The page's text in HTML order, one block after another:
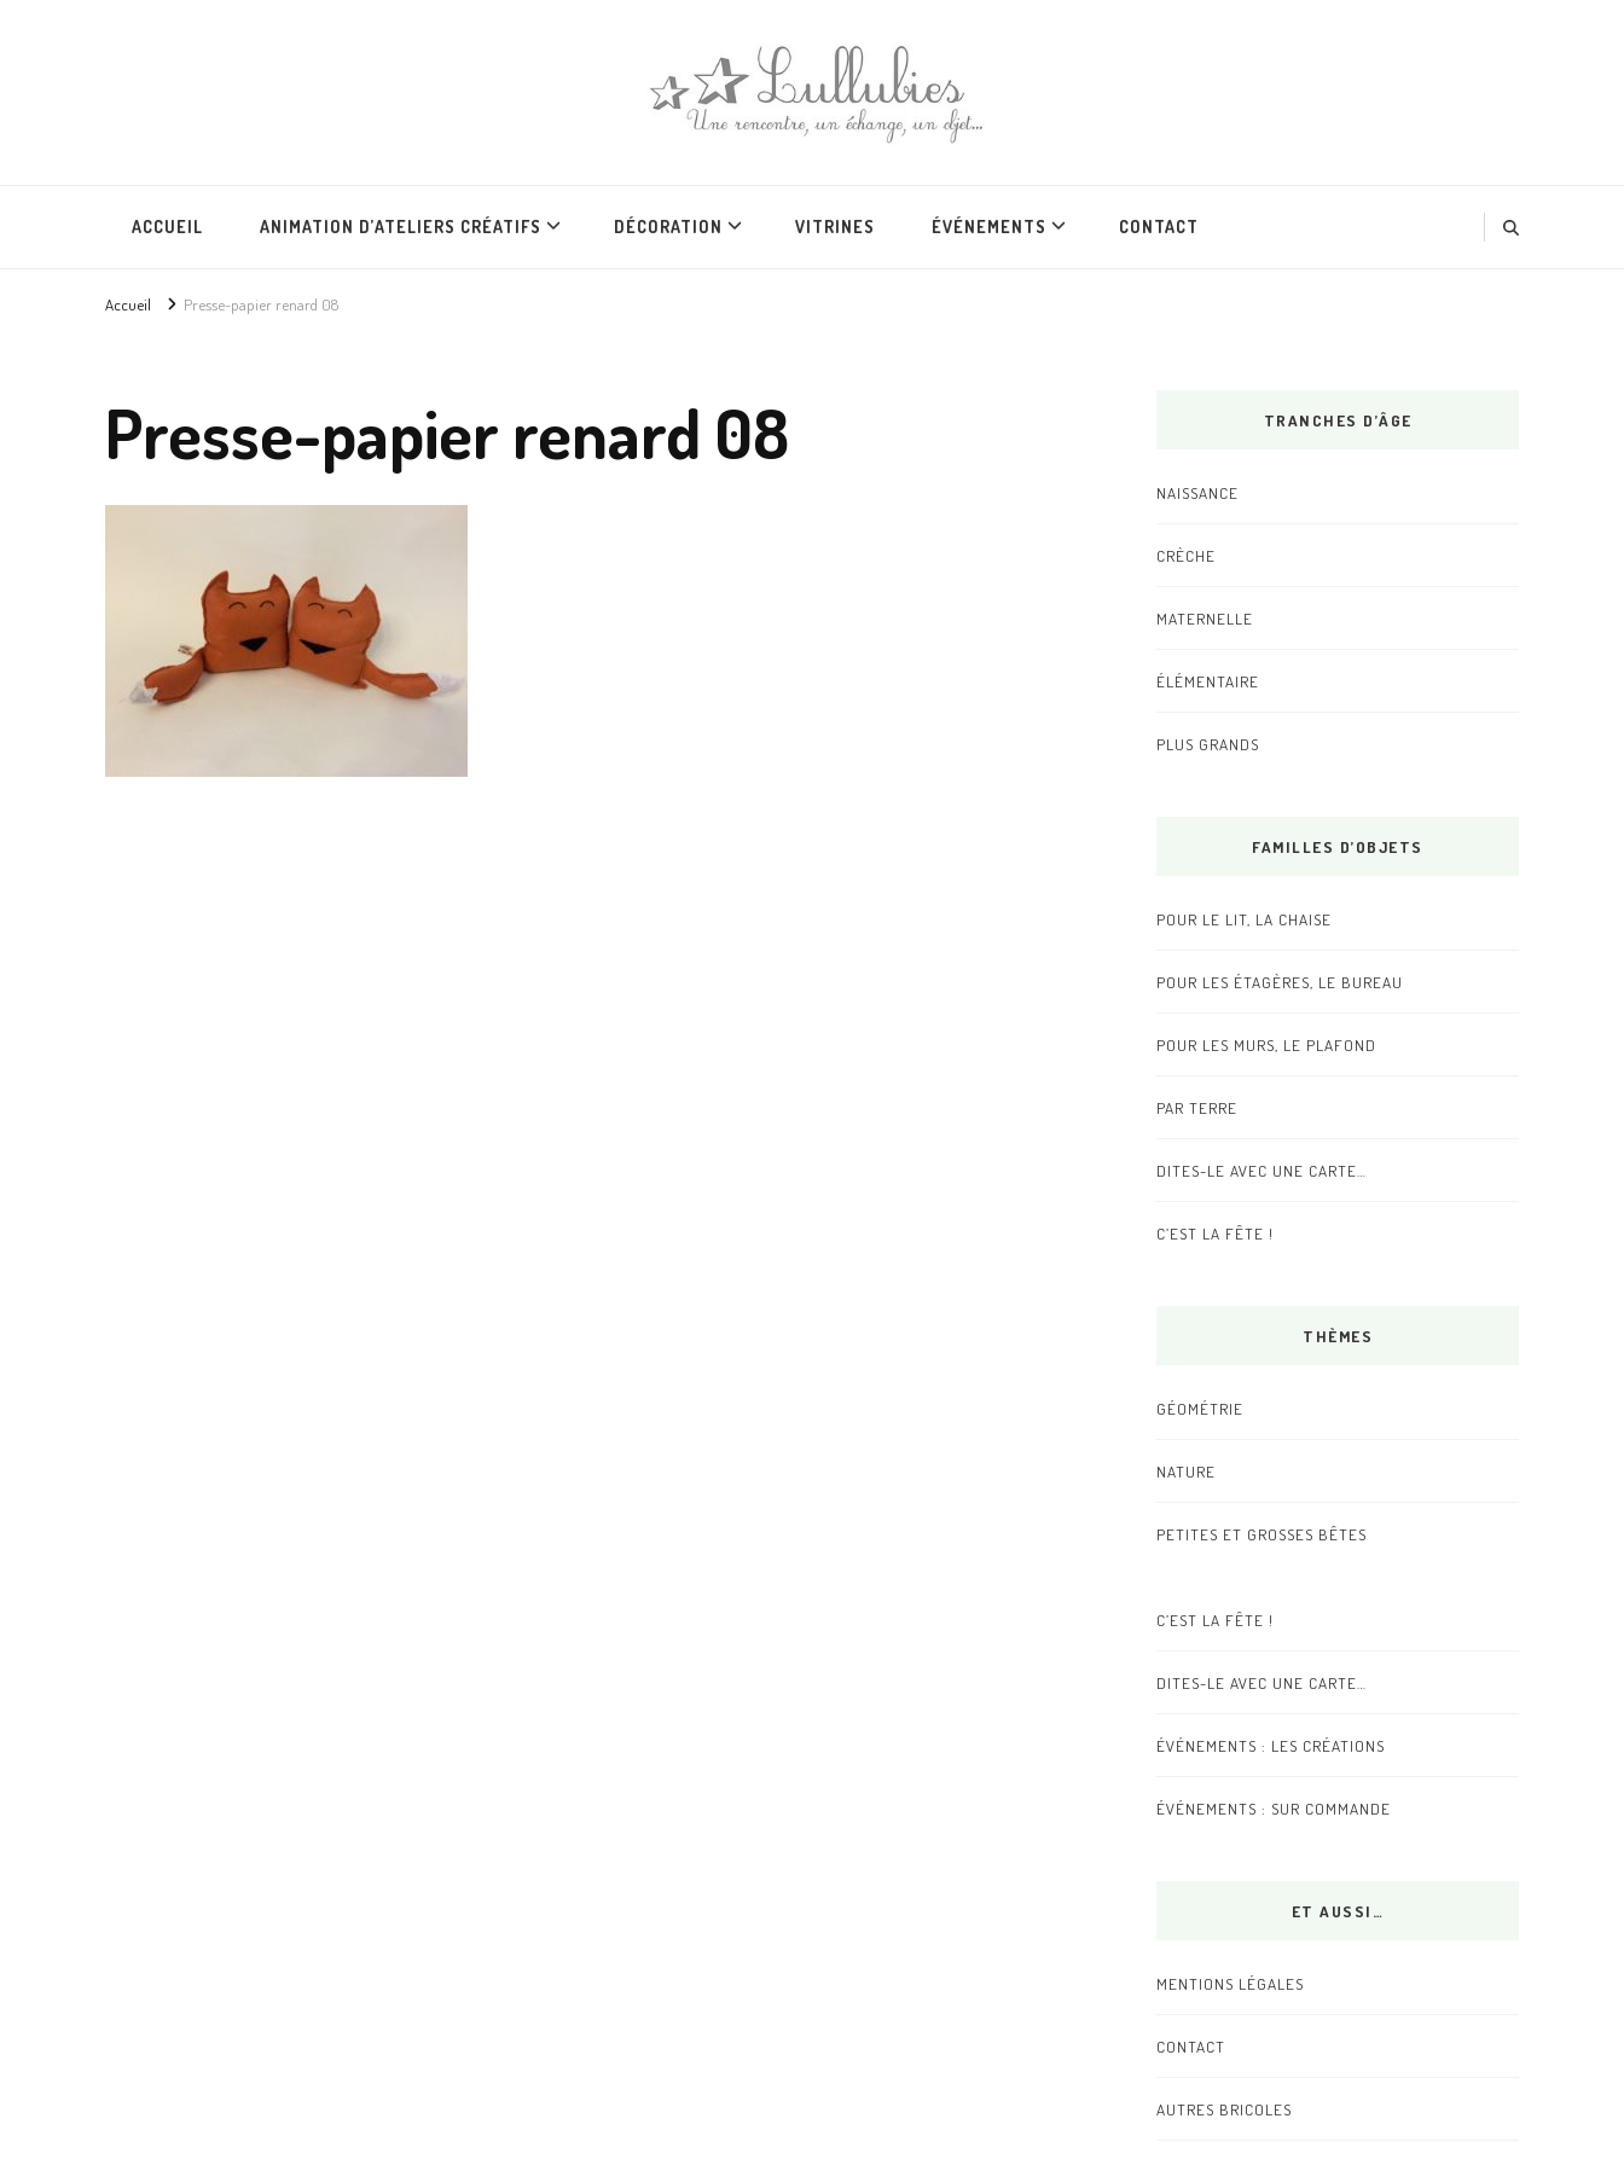
ACCUEIL ANIMATION D’ATELIERS CRÉATIFS DÉCORATION VITRINES ÉVÉNEMENTS CONTACT
Accueil Presse-papier renard 08
Presse-papier renard 08 TRANCHES D’ÂGE
NAISSANCE
CRÈCHE
MATERNELLE
ÉLÉMENTAIRE
PLUS GRANDS
FAMILLES D’OBJETS
POUR LE LIT, LA CHAISE
POUR LES ÉTAGÈRES, LE BUREAU
POUR LES MURS, LE PLAFOND
PAR TERRE
DITES-LE AVEC UNE CARTE…
C’EST LA FÊTE !
THÈMES
GÉOMÉTRIE
NATURE
PETITES ET GROSSES BÊTES
C’EST LA FÊTE !
DITES-LE AVEC UNE CARTE…
ÉVÉNEMENTS : LES CRÉATIONS
ÉVÉNEMENTS : SUR COMMANDE
ET AUSSI…
MENTIONS LÉGALES
CONTACT
AUTRES BRICOLES